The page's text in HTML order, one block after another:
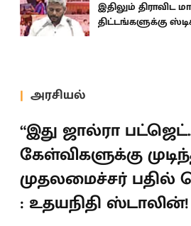
இதிலும் திராவிட
திட்டங்களுக்கு
அரசியல்
“இது ஜால்ரா
கேள்விகளுக்கு
முதலமைச்சர் பதில்
: உதயநிதி ஸ்டாலின்!